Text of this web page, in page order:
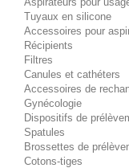
Tuyaux en silicone
Accessoires pour
Récipients
Filtres
Canules et cathéters
Accessoires de
Gynécologie
Dispositifs de
Spatules
Brossettes de
Cotons-tiges